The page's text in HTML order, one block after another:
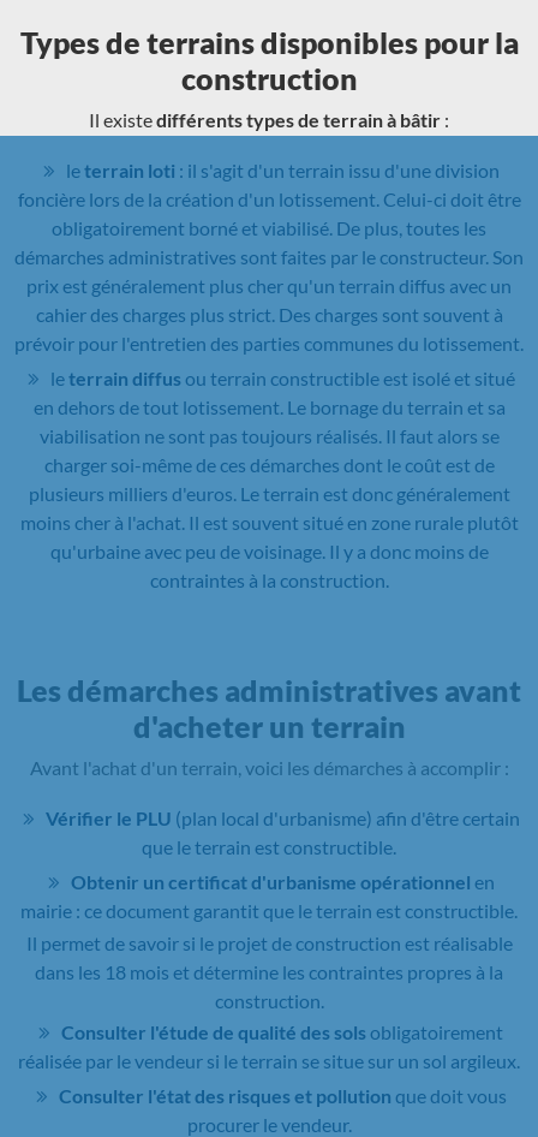
Types de terrains disponibles pour la
construction
Il existedifférents types de terrain à bâtir :
leterrain loti : il s'agit d'un terrain issu d'une division
foncière lors de la création d'un lotissement. Celui-ci doit être
obligatoirement borné et viabilisé. De plus, toutes les
démarches administratives sont faites par le constructeur. Son
prix est généralement plus cher qu'un terrain diffus avec un
cahier des charges plus strict. Des charges sont souvent à
prévoir pour l'entretien des parties communes du lotissement.
leterrain diffusou terrain constructible est isolé et situé
en dehors de tout lotissement. Le bornage du terrain et sa
viabilisation ne sont pas toujours réalisés. Il faut alors se
charger soi-même de ces démarches dont le coût est de
plusieurs milliers d'euros. Le terrain est donc généralement
moins cher à l'achat. Il est souvent situé en zone rurale plutôt
qu'urbaine avec peu de voisinage. Il y a donc moins de
contraintes à la construction.
Les démarches administratives avant
d'acheter un terrain
Avant l'achat d'un terrain, voici les démarches à accomplir :
Vérifier le PLU (plan local d'urbanisme) afin d'être certain
que le terrain est constructible.
Obtenir un certificat d'urbanisme opérationnel en
mairie : ce document garantit que le terrain est constructible.
Il permet de savoir si le projet de construction est réalisable
dans les 18 mois et détermine les contraintes propres à la
construction.
Consulter l'étude de qualité des sols obligatoirement
réalisée par le vendeur si le terrain se situe sur un sol argileux.
Consulter l'état des risques et pollution que doit vous
procurer le vendeur.